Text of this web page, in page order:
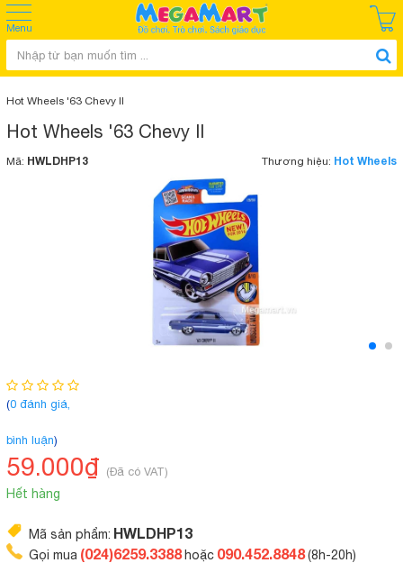
Menu
Hot Wheels '63 Chevy II
Hot Wheels '63 Chevy II
Mã: HWLDHP13 Thương hiệu: Hot Wheels
(0 đánh giá,
bình luận)
59.000₫ (Đã có VAT)
Hết hàng
Mã sản phẩm: HWLDHP13
Gọi mua (024)6259.3388 hoặc 090.452.8848(8h-20h)